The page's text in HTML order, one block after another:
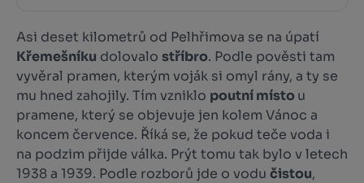
Asi deset kilometrů od Pelhřimova se na úpatí
Křemešníku dolovalo stříbro. Podle pověsti tam
vyvěral pramen, kterým voják si omyl rány, a ty se
mu hned zahojily. Tím vzniklo poutní místo u
pramene, který se objevuje jen kolem Vánoc a
koncem července. Říká se, že pokud teče voda i
na podzim přijde válka. Prýt tomu tak bylo v letech
1938 a 1939. Podle rozborů jde o vodu čistou,